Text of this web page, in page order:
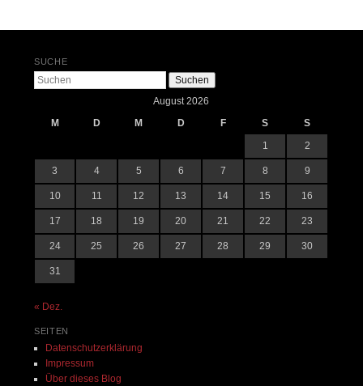
SUCHE
Suchen
August 2026
M
D M D F S
S
1
2
3 4 5 6 7 8 9
10 11 12 13 14 15 16
17 18 19 20 21 22 23
24 25 26 27 28 29 30
31
« Dez.
SEITEN
Datenschutzerklärung
Impressum
Über dieses Blog